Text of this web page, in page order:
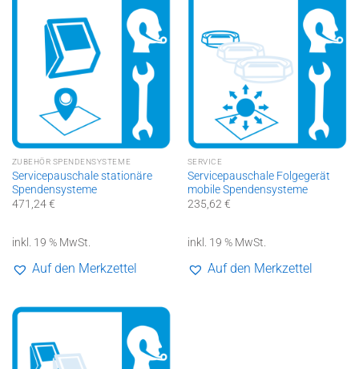
ZUBEHÖR SPENDENSYSTEME
Servicepauschale stationäre
Spendensysteme
471,24€
inkl. 19 % MwSt.
Auf den Merkzettel
SERVICE
Servicepauschale Folgegerät
mobile Spendensysteme
235,62 €
inkl. 19 % MwSt.
Auf den Merkzettel